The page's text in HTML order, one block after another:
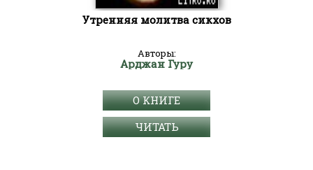
Утренняя молитва сикхов
Авторы:
Арджан Гуру
О КНИГЕ
ЧИТАТЬ